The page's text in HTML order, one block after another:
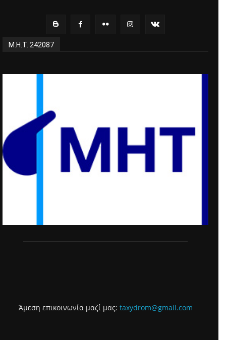
Μ.Η.Τ. 242087
Άμεση επικοινωνία μαζί μας: taxydrom@gmail.com